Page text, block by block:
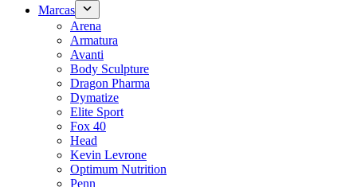
Marcas
Arena
Armatura
Avanti
Body Sculpture
Dragon Pharma
Dymatize
Elite Sport
Fox 40
Head
Kevin Levrone
Optimum Nutrition
Penn